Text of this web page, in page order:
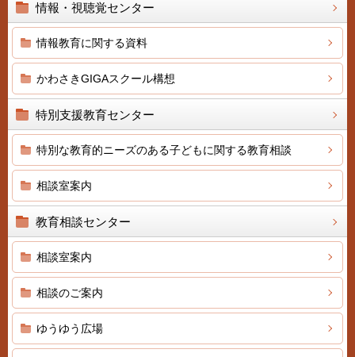
情報・視聴覚センター
情報教育に関する資料
かわさきGIGAスクール構想
特別支援教育センター
特別な教育的ニーズのある子どもに関する教育相談
相談室案内
教育相談センター
相談室案内
相談のご案内
ゆうゆう広場